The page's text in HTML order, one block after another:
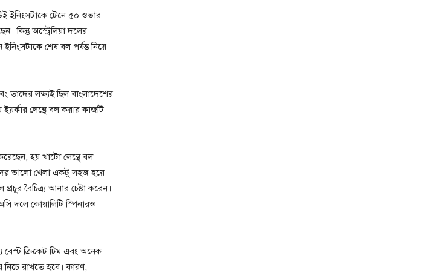
ইনিংসটাকে টেনে ৫০ ওভার
কিন্তু অস্ট্রেলিয়া দলের
শেষ বল পর্যন্ত নিয়ে
তাদের লক্ষ্যই ছিল বাংলাদেশের
লেন্থে বল করার কাজটি
হয় খাটো লেন্থে বল
ভালো খেলা একটু সহজ হয়ে
বৈচিত্র্য আনার চেষ্টা করেন।
দলে কোয়ালিটি স্পিনারও
বেস্ট ক্রিকেট টিম এবং অনেক
রাখতে হবে। কারণ,